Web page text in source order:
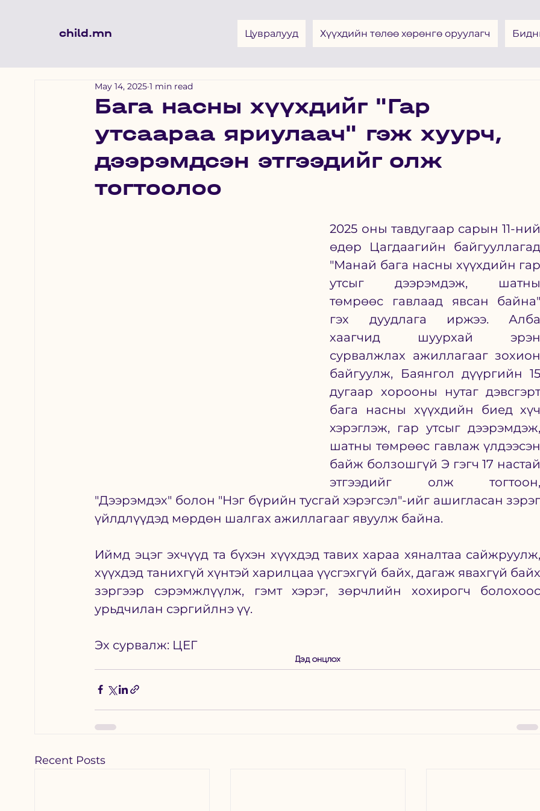
child.mn Цувралууд Хүүхдийн төлөө хөрөнгө оруулагч
Бага насны хүүхдийг "Гар
утсаараа яриулаач" гэж хуурч,
дээрэмдсэн этгээдийг олж
тогтоолоо
May 14, 2025 1 min read
2025 оны тавдугаар сарын 11-
өдөр Цагдаагийн
"Манай бага насны хүүхдийн
утсыг дээрэмдэж,
төмрөөс гавлаад явсан
гэх дуудлага иржээ.
хаагчид шуурхай
сурвалжлах ажиллагааг
байгуулж, Баянгол дүүргийн
дугаар хорооны нутаг
бага насны хүүхдийн биед
хэрэглэж, гар утсыг
шатны төмрөөс гавлаж
байж болзошгүй Э гэгч 17
этгээдийг олж
"Дээрэмдэх" болон "Нэг бүрийн тусгай хэрэгсэл"-ийг ашигласан
үйлдлүүдэд мөрдөн шалгах ажиллагааг явуулж байна.
Иймд эцэг эхчүүд та бүхэн хүүхдэд тавих хараа хяналтаа
хүүхдэд танихгүй хүнтэй харилцаа үүсгэхгүй байх, дагаж явахгүй
зэргээр сэрэмжлүүлж, гэмт хэрэг, зөрчлийн хохирогч
урьдчилан сэргийлнэ үү.
Эх сурвалж: ЦЕГ
Дэд онцлох
Recent Posts